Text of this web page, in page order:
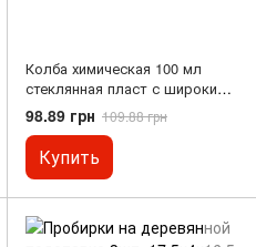
Колба химическая 100 мл
стеклянная пласт с широким
горлом П-3-100-34 ХС ТУ 3
Украина 14307481.014-95
98.89 грн 109.88 грн
Купить